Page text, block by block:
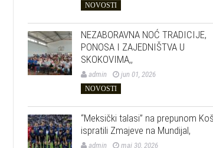
NOVOSTI
NEZABORAVNA NOĆ TRADICIJE,
PONOSA I ZAJEDNIŠTVA U
SKOKOVIMA,,
admin jun 01, 2026
NOVOSTI
“Meksički talasi” na prepunom
ispratili Zmajeve na Mundijal,
admin maj 30, 2026